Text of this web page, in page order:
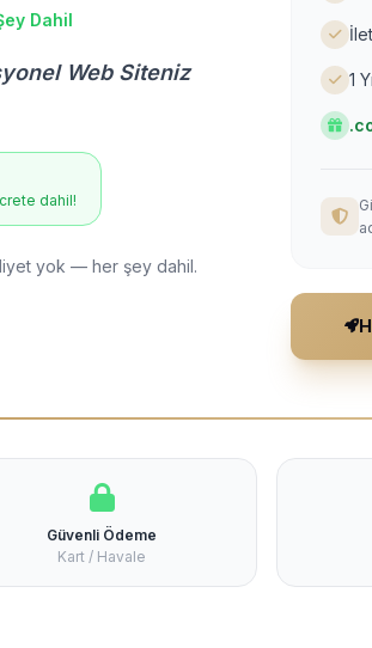
Dahil
Web Siteniz
dahil!
yok — her şey dahil.
1
Güvenli Ödeme
Kart / Havale